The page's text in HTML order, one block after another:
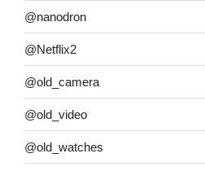
@nanodron
@Netflix2
@old_camera
@old_video
@old_watches